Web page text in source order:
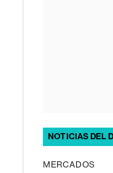
NOTICIAS DEL
MERCADOS